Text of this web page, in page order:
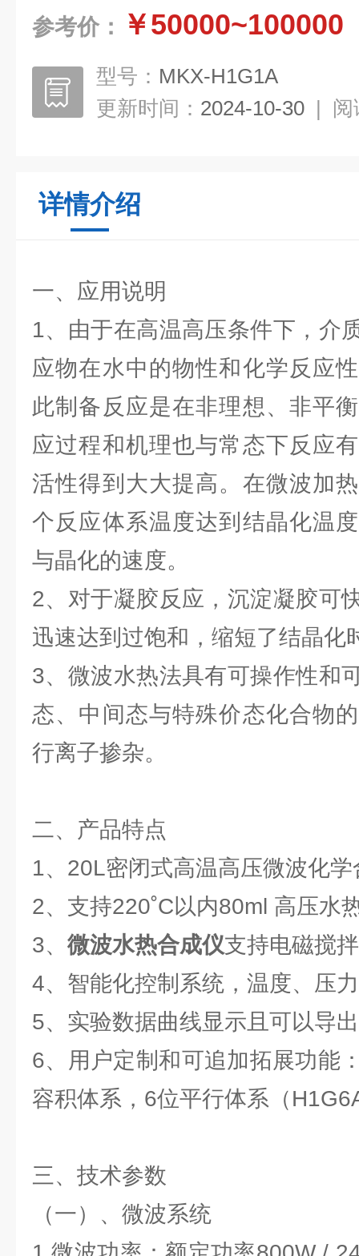
参考价： ￥50000~100000
型号： MKX-H1G1A
更新时间： 2024-10-30 | 阅
详情介绍
一、应用说明
1、由于在高温高压条件下，介
应物在水中的物性和化学反应
此制备反应是在非理想、非平
应过程和机理也与常态下反应
活性得到大大提高。在微波加
个反应体系温度达到结晶化温
与晶化的速度。
2、对于凝胶反应，沉淀凝胶可
迅速达到过饱和，缩短了结晶化
3、微波水热法具有可操作性和
态、中间态与特殊价态化合物
行离子掺杂。
二、产品特点
1、20L密闭式高温高压微波化
2、支持220˚C以内80ml 高压水
3、 微波水热合成仪支持电磁搅
4、智能化控制系统，温度、压
5、实验数据曲线显示且可以导
6、用户定制和可追加拓展功能
容积体系，6位平行体系（
三、技术参数
（一）、微波系统